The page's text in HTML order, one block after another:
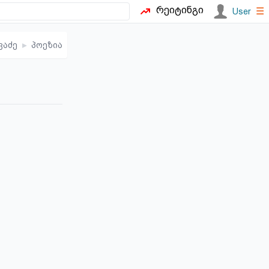
რეიტინგი User ☰
▸ პოეზია